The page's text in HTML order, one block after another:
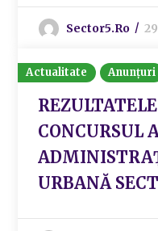
Sector5.ro
Actualitate Anunțuri
URBANĂ